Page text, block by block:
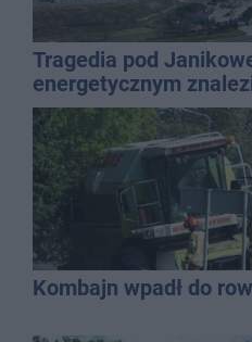
Tragedia pod
energetycznym
mężczyzny
Kombajn wpadł do